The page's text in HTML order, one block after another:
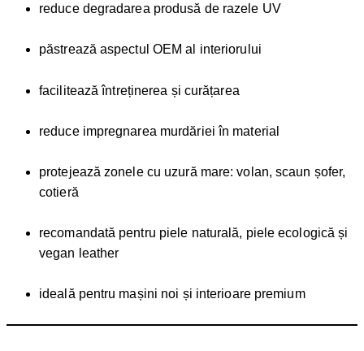
reduce degradarea produsă de razele UV
păstrează aspectul OEM al interiorului
facilitează întreținerea și curățarea
reduce impregnarea murdăriei în material
protejează zonele cu uzură mare: volan, scaun șofer,
cotieră
recomandată pentru piele naturală, piele ecologică și
vegan leather
ideală pentru mașini noi și interioare premium